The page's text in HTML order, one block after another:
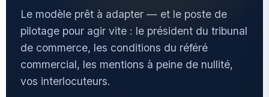
Le modèle prêt à adapter — et le poste de
pilotage pour agir vite : le président du tribunal
de commerce, les conditions du référé
commercial, les mentions à peine de nullité,
vos interlocuteurs.